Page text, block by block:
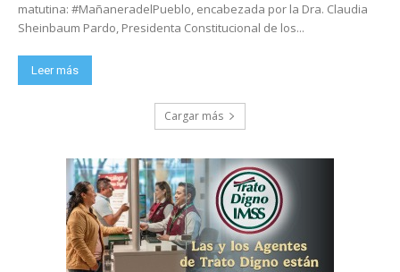
matutina: #MañaneradelPueblo, encabezada por la Dra. Claudia
Sheinbaum Pardo, Presidenta Constitucional de los...
Leer más
Cargar más